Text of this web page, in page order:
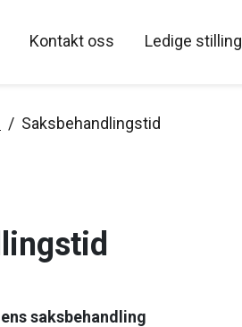
Hopp til hovedinnholdet
Kontakt oss Ledige
Saksbehandlingstid
saksbehandling